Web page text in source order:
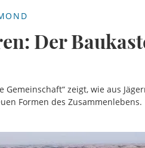
Der
Gemeinschaft“ zeigt, wie aus
Formen des Zusammenlebens.